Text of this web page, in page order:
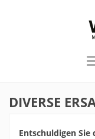
DIVERSE
Entschuldigen